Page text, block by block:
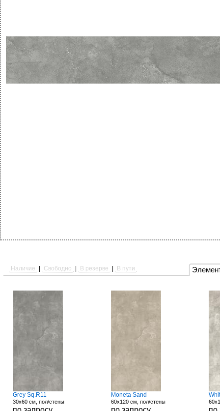
Наличие Свободно В резерве В пути
Grey Sq.R11
30x60 см, пол/стены
Moneta Sand
60x120 см, пол/стены